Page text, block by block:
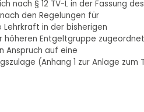
nach § 12 TV-L in der Fassung
den Regelungen für
Lehrkraft in der bisherigen
höheren Entgeltgruppe
Anspruch auf eine
(Anhang 1 zur Anlage zum